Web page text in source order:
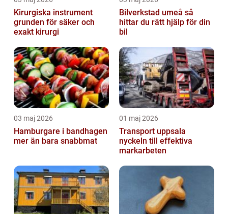
Kirurgiska instrument
grunden för säker och
exakt kirurgi
Bilverkstad umeå så
hittar du rätt hjälp för din
bil
03 maj 2026
Hamburgare i bandhagen
mer än bara snabbmat
01 maj 2026
Transport uppsala
nyckeln till effektiva
markarbeten